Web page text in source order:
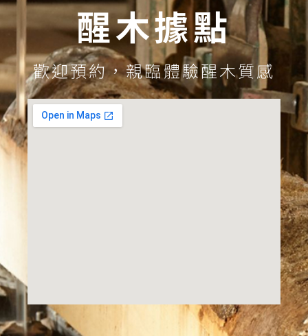
醒木據點
歡迎預約，親臨體驗醒木質感